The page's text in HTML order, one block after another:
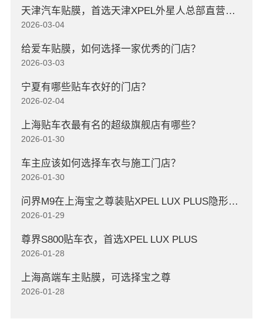
天津汽车贴膜，首选天津XPEL外星人总部直营店，高口碑店
2026-03-04
给爱车贴膜，如何选择一家优秀的门店？
2026-03-03
宁夏有哪些贴车衣好的门店？
2026-02-04
上海贴车衣最有名的超级旗舰店有哪些？
2026-01-30
车主应该如何选择车衣与施工门店？
2026-01-30
问界M9在上海宝之尊装贴XPEL LUX PLUS隐形车衣
2026-01-29
尊界S800贴车衣，首选XPEL LUX PLUS
2026-01-28
上海高端车主贴膜，可选择宝之尊
2026-01-28